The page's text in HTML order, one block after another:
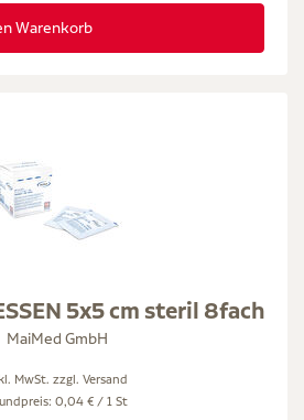
Warenkorb
5x5 cm steril 8fach
MaiMed GmbH
MwSt. zzgl. Versand
0,04 € / 1 St